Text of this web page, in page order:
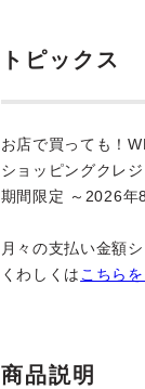
トピックス
お店で買っても！
ショッピングクレ
期間限定 ～2026年
月々の支払い金額
くわしくは こちら
商品説明